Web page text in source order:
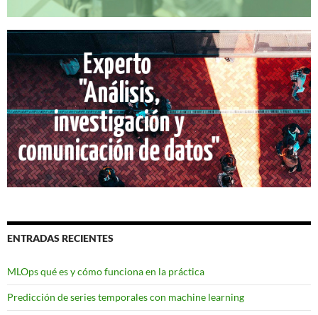
ENTRADAS RECIENTES
MLOps qué es y cómo funciona en la práctica
Predicción de series temporales con machine learning